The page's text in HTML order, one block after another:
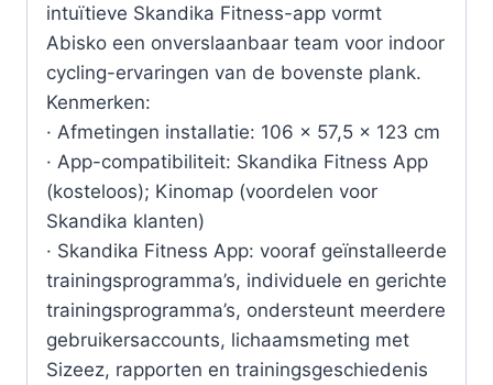
intuïtieve Skandika Fitness-app vormt
Abisko een onverslaanbaar team voor indoor
cycling-ervaringen van de bovenste plank.
Kenmerken:
· Afmetingen installatie: 106 × 57,5 × 123 cm
· App-compatibiliteit: Skandika Fitness App
(kosteloos); Kinomap (voordelen voor
Skandika klanten)
· Skandika Fitness App: vooraf geïnstalleerde
trainingsprogramma’s, individuele en gerichte
trainingsprogramma’s, ondersteunt meerdere
gebruikersaccounts, lichaamsmeting met
Sizeez, rapporten en trainingsgeschiedenis